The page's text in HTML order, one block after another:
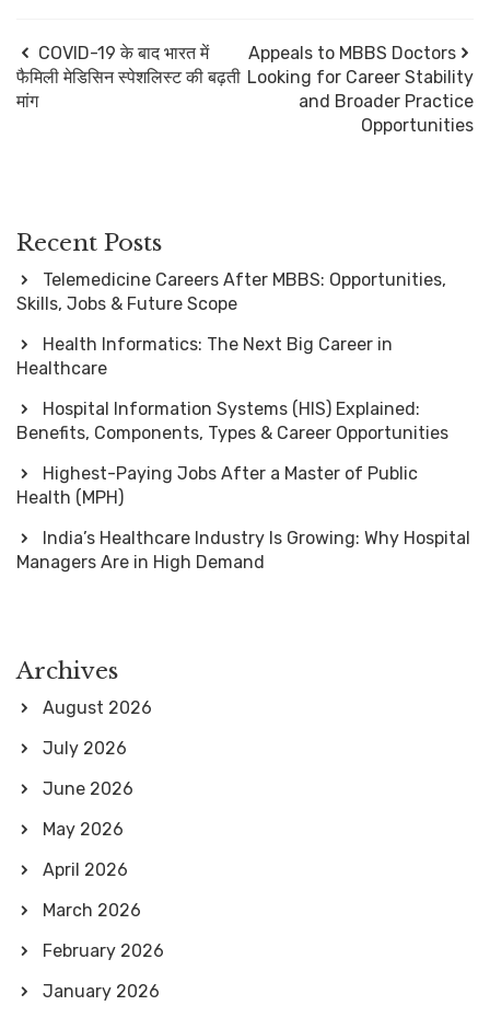
COVID-19 के बाद भारत में
फैमिली मेडिसिन स्पेशलिस्ट की बढ़ती
मांग
Appeals to MBBS Doctors
Looking for Career Stability
and Broader Practice
Opportunities
Recent Posts
Telemedicine Careers After MBBS: Opportunities,
Skills, Jobs & Future Scope
Health Informatics: The Next Big Career in
Healthcare
Hospital Information Systems (HIS) Explained:
Benefits, Components, Types & Career Opportunities
Highest-Paying Jobs After a Master of Public
Health (MPH)
India’s Healthcare Industry Is Growing: Why Hospital
Managers Are in High Demand
Archives
August 2026
July 2026
June 2026
May 2026
April 2026
March 2026
February 2026
January 2026